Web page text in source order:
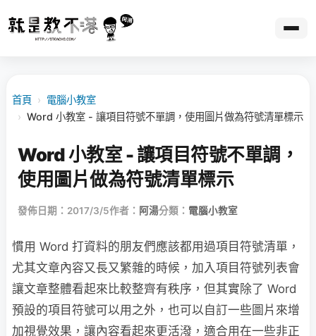
首頁 › 電腦小教室
› Word 小教室 - 讓項目符號不單調，使用圖片做為符號清單標示
Word 小教室 - 讓項目符號不單調，
使用圖片做為符號清單標示
發佈日期：2017/3/5作者： 阿湯分類： 電腦小教室
慣用 Word 打資料的朋友們應該都用過項目符號清單，
尤其文章內容又長又繁雜的時候，加入項目符號列表會
讓文章整體看起來比較整齊有秩序，但其實除了 Word
預設的項目符號可以用之外，也可以自訂一些圖片來增
加視覺效果，讓內容看起來更活潑，適合用在一些非正